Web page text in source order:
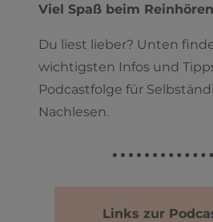
Viel Spaß beim
Du liest lieber? Unten
wichtigsten Infos und
Podcastfolge für
Nachlesen.
Links zur